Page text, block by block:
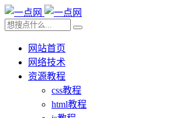
网站首页
网络技术
资源教程
css教程
html教程